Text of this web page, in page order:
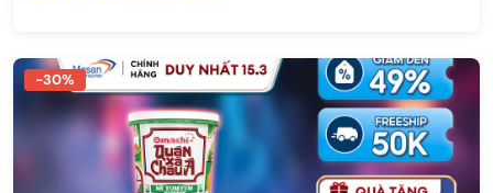
-30%